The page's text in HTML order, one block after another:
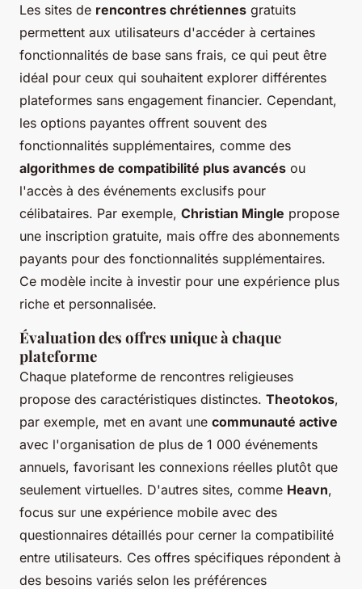
Les sites de rencontres chrétiennes gratuits
permettent aux utilisateurs d'accéder à certaines
fonctionnalités de base sans frais, ce qui peut être
idéal pour ceux qui souhaitent explorer différentes
plateformes sans engagement financier. Cependant,
les options payantes offrent souvent des
fonctionnalités supplémentaires, comme des
algorithmes de compatibilité plus avancés ou
l'accès à des événements exclusifs pour
célibataires. Par exemple, Christian Mingle propose
une inscription gratuite, mais offre des abonnements
payants pour des fonctionnalités supplémentaires.
Ce modèle incite à investir pour une expérience plus
riche et personnalisée.
Évaluation des offres unique à chaque
plateforme
Chaque plateforme de rencontres religieuses
propose des caractéristiques distinctes. Theotokos,
par exemple, met en avant une communauté active
avec l'organisation de plus de 1 000 événements
annuels, favorisant les connexions réelles plutôt que
seulement virtuelles. D'autres sites, comme Heavn,
focus sur une expérience mobile avec des
questionnaires détaillés pour cerner la compatibilité
entre utilisateurs. Ces offres spécifiques répondent à
des besoins variés selon les préférences